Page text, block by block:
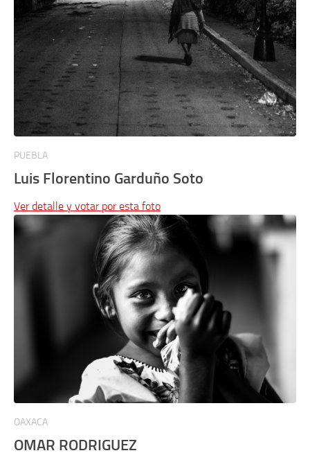
PUEBLA
Luis Florentino Garduño Soto
Ver detalle y votar por esta foto
OAXACA
OMAR RODRIGUEZ